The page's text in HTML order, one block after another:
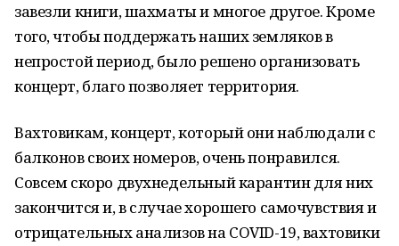
завезли книги, шахматы и многое другое. Кроме
того, чтобы поддержать наших земляков в
непростой период, было решено организовать
концерт, благо позволяет территория.
Вахтовикам, концерт, который они наблюдали с
балконов своих номеров, очень понравился.
Совсем скоро двухнедельный карантин для них
закончится и, в случае хорошего самочувствия и
отрицательных анализов на COVID-19, вахтовики